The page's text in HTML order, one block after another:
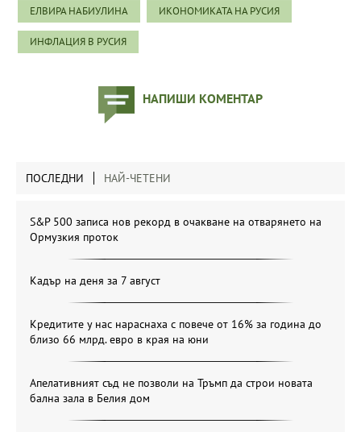
ЕЛВИРА НАБИУЛИНА ИКОНОМИКАТА НА РУСИЯ
ИНФЛАЦИЯ В РУСИЯ
НАПИШИ КОМЕНТАР
ПОСЛЕДНИ НАЙ-ЧЕТЕНИ
S&P 500 записа нов рекорд в очакване на отварянето на
Ормузкия проток
Кадър на деня за 7 август
Кредитите у нас нараснаха с повече от 16% за година до
близо 66 млрд. евро в края на юни
Апелативният съд не позволи на Тръмп да строи новата
бална зала в Белия дом